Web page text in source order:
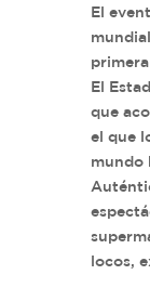
El
El
que
el que
mundo
locos,